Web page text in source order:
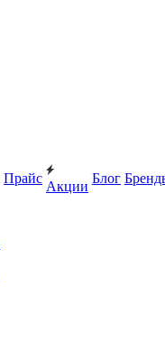
Прайс
Акции
Блог